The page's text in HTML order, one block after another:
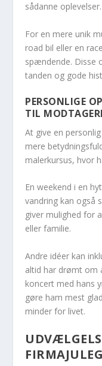
sådanne oplevelser.
For en mere unik
road bil eller en
spændende. Disse
tanden og gode
PERSONLIGE
TIL
At give en
mere
malerkursus, hvor
En weekend i en
vandring kan også
giver mulighed for
eller familie.
Andre idéer kan
altid har drømt om
koncert med hans
gøre ham mest
minder for livet.